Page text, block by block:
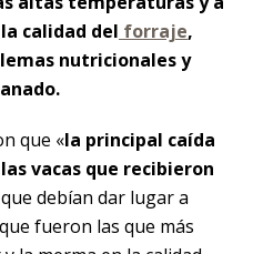
calidad del forraje,
nutricionales y
que «la principal caída
vacas que recibieron
debían dar lugar a
fueron las que más